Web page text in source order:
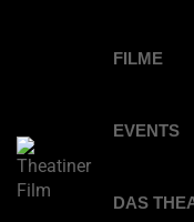
FILME
EVENTS
DAS